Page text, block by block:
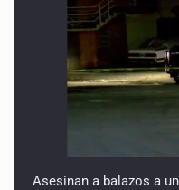
Asesinan a balazos a